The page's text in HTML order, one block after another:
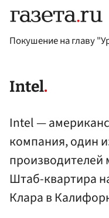
Покушение на главу
Intel
Intel —
компания, один
Штаб-квартира
Клара в